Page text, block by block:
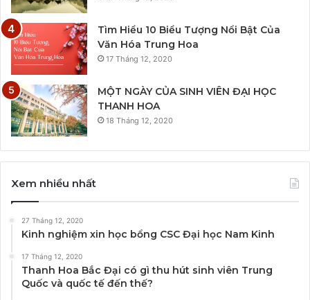
Tìm Hiểu 10 Biểu Tượng Nổi Bật Của
Văn Hóa Trung Hoa
17 Tháng 12, 2020
MỘT NGÀY CỦA SINH VIÊN ĐẠI HỌC
THANH HOA
18 Tháng 12, 2020
Xem nhiều nhất
27 Tháng 12, 2020
Kinh nghiệm xin học bổng CSC Đại học Nam Kinh
17 Tháng 12, 2020
Thanh Hoa Bắc Đại có gì thu hút sinh viên Trung
Quốc và quốc tế đến thế?